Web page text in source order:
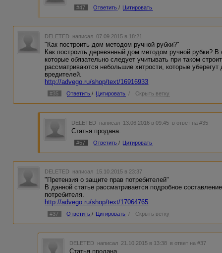
#47 Ответить / Цитировать
DELETED написал 07.09.2015 в 18:21
"Как построить дом методом ручной рубки?"
Как построить деревянный дом методом ручной рубки?
которые обязательно следует учитывать при таком
рассматриваются небольшие хитрости, которые
вредителей.
http://advego.ru/shop/text/16916933
#35 Ответить / Цитировать / Скрыть ветку
DELETED написал 13.06.2016 в 09:45 в ответ на #35
Статья продана.
#57 Ответить / Цитировать
DELETED написал 15.10.2015 в 23:37
"Претензия о защите прав потребителей"
В данной статье рассматривается подробное
потребителя.
http://advego.ru/shop/text/17064765
#37 Ответить / Цитировать / Скрыть ветку
DELETED написал 21.10.2015 в 13:38 в ответ на #37
Статья продана.